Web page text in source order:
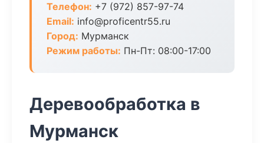
Телефон: +7 (972) 857-97-74
Email: info@proficentr55.ru
Город: Мурманск
Режим работы: Пн-Пт: 08:00-17:00
Деревообработка в
Мурманск